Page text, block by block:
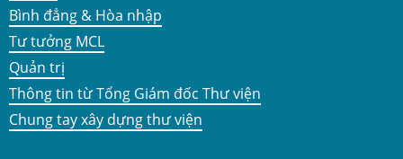
Bình đẳng & Hòa nhập
Tư tưởng MCL
Quản trị
Thông tin từ Tổng Giám đốc Thư viện
Chung tay xây dựng thư viện